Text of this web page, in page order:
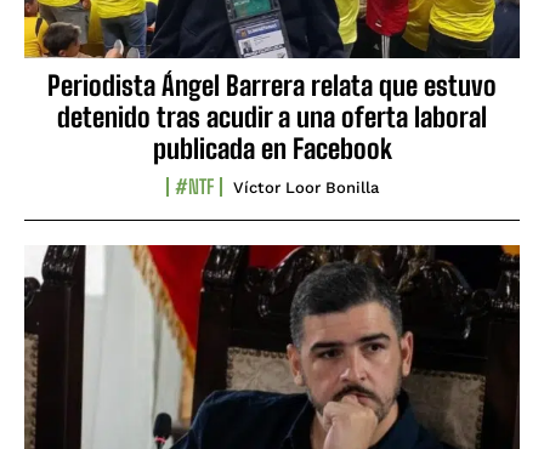
Periodista Ángel Barrera relata que estuvo
detenido tras acudir a una oferta laboral
publicada en Facebook
#NTF Víctor Loor Bonilla